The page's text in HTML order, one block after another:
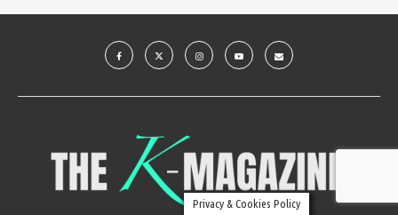
Privacy & Cookies Policy